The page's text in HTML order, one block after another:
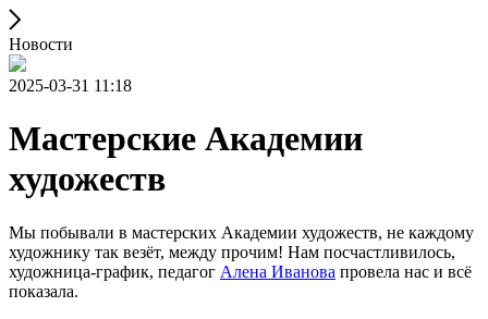
Новости
2025-03-31 11:18
Мастерские Академии
художеств
Мы побывали в мастерских Академии художеств, не каждому
художнику так везёт, между прочим! Нам посчастливилось,
художница-график, педагог Алена Иванова провела нас и всё
показала.